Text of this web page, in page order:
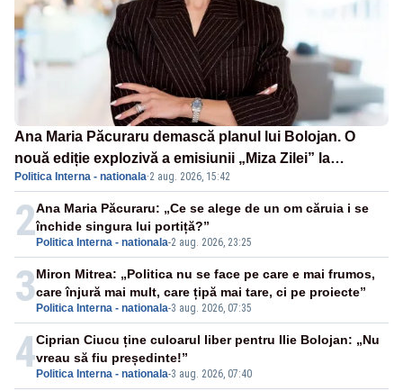
Ana Maria Păcuraru demască planul lui Bolojan. O
nouă ediție explozivă a emisiunii „Miza Zilei” la
Realitatea PLUS
Politica Interna - nationala·2 aug. 2026, 15:42
2 Politica Interna - nationala-2 aug. 2026, 23:25
Ana Maria Păcuraru: „Ce se alege de un om căruia i se
închide singura lui portiță?”
3 Politica Interna - nationala-3 aug. 2026, 07:35
Miron Mitrea: „Politica nu se face pe care e mai frumos,
care înjură mai mult, care țipă mai tare, ci pe proiecte”
4 Politica Interna - nationala-3 aug. 2026, 07:40
Ciprian Ciucu ține culoarul liber pentru Ilie Bolojan: „Nu
vreau să fiu președinte!”